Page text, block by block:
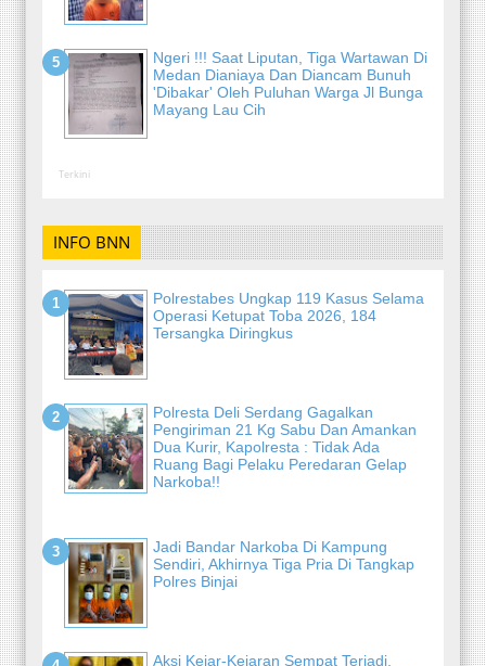
Ngeri !!! Saat Liputan, Tiga Wartawan Di
Medan Dianiaya Dan Diancam Bunuh
'Dibakar' Oleh Puluhan Warga Jl Bunga
Mayang Lau Cih
Terkini
INFO BNN
Polrestabes Ungkap 119 Kasus Selama
Operasi Ketupat Toba 2026, 184
Tersangka Diringkus
Polresta Deli Serdang Gagalkan
Pengiriman 21 Kg Sabu Dan Amankan
Dua Kurir, Kapolresta : Tidak Ada
Ruang Bagi Pelaku Peredaran Gelap
Narkoba!!
Jadi Bandar Narkoba Di Kampung
Sendiri, Akhirnya Tiga Pria Di Tangkap
Polres Binjai
Aksi Kejar-Kejaran Sempat Terjadi,